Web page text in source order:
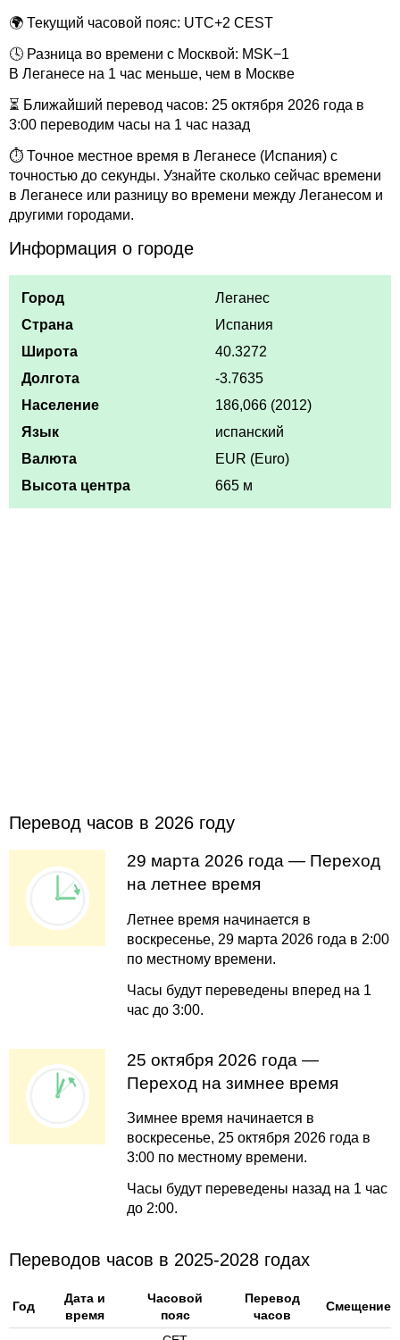
🌍 Текущий часовой пояс: UTC+2 CEST
🕓 Разница во времени с Москвой: MSK−1
В Леганесе на 1 час меньше, чем в Москве
⏳ Ближайший перевод часов: 25 октября 2026 года в
3:00 переводим часы на 1 час назад
⏱ Точное местное время в Леганесе (Испания) с
точностью до секунды. Узнайте сколько сейчас времени
в Леганесе или разницу во времени между Леганесом и
другими городами.
Информация о городе
Город
Леганес
Страна
Испания
Широта
40.3272
Долгота
-3.7635
Население
186,066 (2012)
Язык
испанский
Валюта
EUR (Euro)
Высота центра
665 м
Перевод часов в 2026 году
29 марта 2026 года — Переход
на летнее время
Летнее время начинается в
воскресенье, 29 марта 2026 года в 2:00
по местному времени.
Часы будут переведены вперед на 1
час до 3:00.
25 октября 2026 года —
Переход на зимнее время
Зимнее время начинается в
воскресенье, 25 октября 2026 года в
3:00 по местному времени.
Часы будут переведены назад на 1 час
до 2:00.
Переводов часов в 2025-2028 годах
Год
Дата и
время
Часовой
пояс
Перевод
часов
Смещение